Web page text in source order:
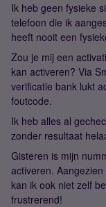
Ik heb geen fysieke
telefoon die ik
heeft nooit een
Zou je mij een
kan activeren? Via
verificatie bank lukt
foutcode.
Ik heb alles al
zonder resultaat
Gisteren is mijn
activeren.
kan ik ook niet zelf
frustrerend!